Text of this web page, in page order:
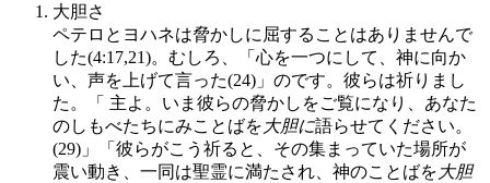
大胆さ
ペテロとヨハネは脅かしに屈することはありませんで
した(4:17,21)。むしろ、「心を一つにして、神に向か
い、声を上げて言った(24)」のです。彼らは祈りまし
た。「 主よ。いま彼らの脅かしをご覧になり、あなた
のしもべたちにみことばを 大胆に語らせてください。
(29)」「彼らがこう祈ると、その集まっていた場所が
震い動き、一同は聖霊に満たされ、神のことばを 大胆